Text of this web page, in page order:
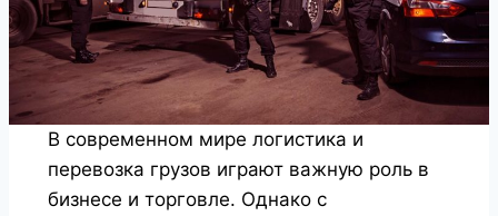
В современном мире логистика и
перевозка грузов играют важную роль в
бизнесе и торговле. Однако с